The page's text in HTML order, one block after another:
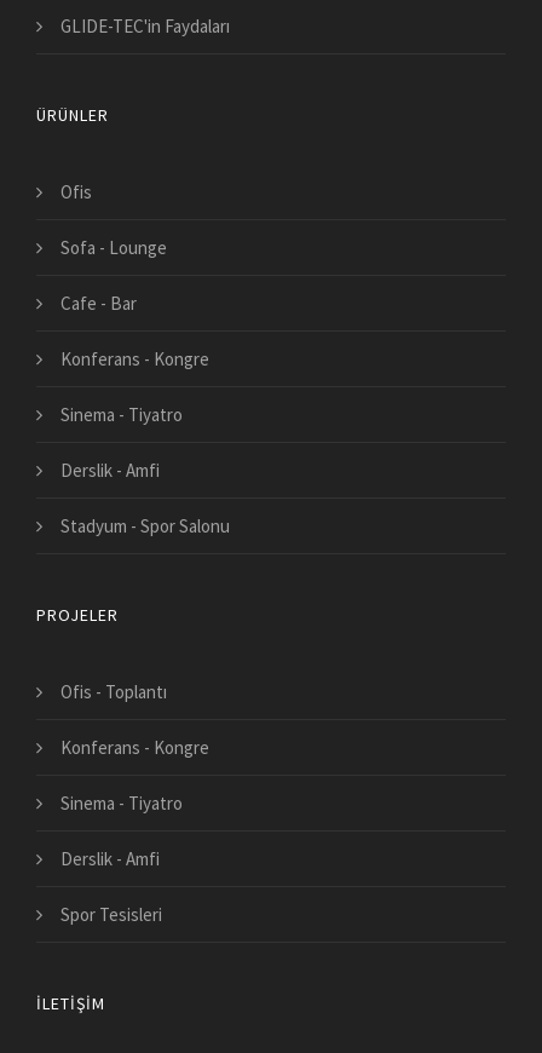
GLIDE-TEC'in Faydaları
ÜRÜNLER
Ofis
Sofa - Lounge
Cafe - Bar
Konferans - Kongre
Sinema - Tiyatro
Derslik - Amfi
Stadyum - Spor Salonu
PROJELER
Ofis - Toplantı
Konferans - Kongre
Sinema - Tiyatro
Derslik - Amfi
Spor Tesisleri
İLETIŞIM